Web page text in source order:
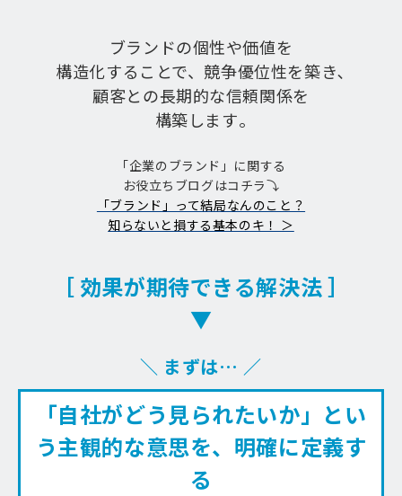
ブランドの個性や価値を
構造化することで、競争優位性を築き､
顧客との長期的な信頼関係を
構築します｡
「企業のブランド」に関する
お役立ちブログはコチラ⤵
「ブランド」って結局なんのこと？
知らないと損する基本のキ！ ＞
［ 効果が期待できる解決法 ］
▼
＼ まずは… ／
「自社がどう見られたいか」とい
う主観的な意思を、明確に定義す
る